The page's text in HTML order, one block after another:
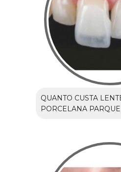
QUANTO CUSTA
PORCELANA